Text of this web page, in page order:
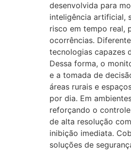
desenvolvida para
inteligência artificial,
risco em tempo real,
ocorrências.
tecnologias capazes
Dessa forma, o
e a tomada de
áreas rurais e
por dia. Em
reforçando o
de alta resolução
inibição imediata.
soluções de